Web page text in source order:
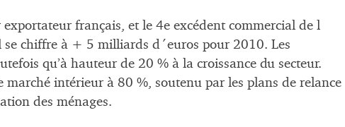
français, et le 4e excédent commercial de l
se chiffre à + 5 milliards d´euros pour 2010. Les
qu’à hauteur de 20 % à la croissance du secteur.
marché intérieur à 80 %, soutenu par les plans de relance
des ménages.